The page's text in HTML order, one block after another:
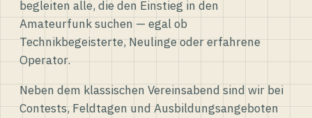
begleiten alle, die den Einstieg in den
Amateurfunk suchen — egal ob
Technikbegeisterte, Neulinge oder erfahrene
Operator.
Neben dem klassischen Vereinsabend sind wir bei
Contests, Feldtagen und Ausbildungsangeboten